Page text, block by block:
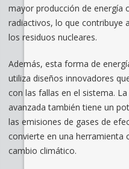
mayor producción de energía
radiactivos, lo que contribuye
los residuos nucleares.
Además, esta forma de
utiliza diseños innovadores
con las fallas en el sistema.
avanzada también tiene un
las emisiones de gases de
convierte en una herramienta
cambio climático.